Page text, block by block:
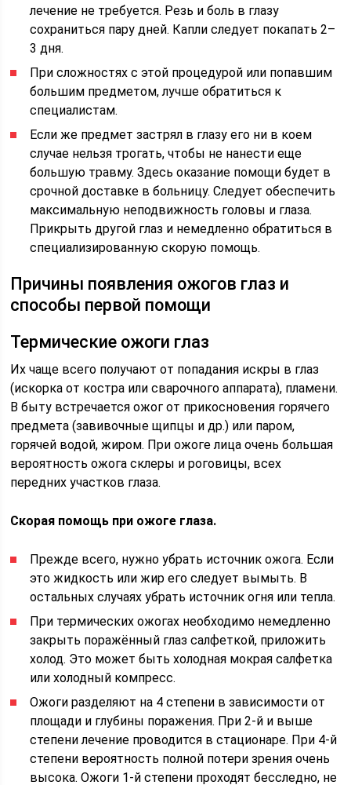
лечение не требуется. Резь и боль в глазу
сохраниться пару дней. Капли следует покапать 2–
3 дня.
При сложностях с этой процедурой или попавшим
большим предметом, лучше обратиться к
специалистам.
Если же предмет застрял в глазу его ни в коем
случае нельзя трогать, чтобы не нанести еще
большую травму. Здесь оказание помощи будет в
срочной доставке в больницу. Следует обеспечить
максимальную неподвижность головы и глаза.
Прикрыть другой глаз и немедленно обратиться в
специализированную скорую помощь.
Причины появления ожогов глаз и
способы первой помощи
Термические ожоги глаз
Их чаще всего получают от попадания искры в глаз
(искорка от костра или сварочного аппарата), пламени.
В быту встречается ожог от прикосновения горячего
предмета (завивочные щипцы и др.) или паром,
горячей водой, жиром. При ожоге лица очень большая
вероятность ожога склеры и роговицы, всех
передних участков глаза.
Скорая помощь при ожоге глаза.
Прежде всего, нужно убрать источник ожога. Если
это жидкость или жир его следует вымыть. В
остальных случаях убрать источник огня или тепла.
При термических ожогах необходимо немедленно
закрыть поражённый глаз салфеткой, приложить
холод. Это может быть холодная мокрая салфетка
или холодный компресс.
Ожоги разделяют на 4 степени в зависимости от
площади и глубины поражения. При 2-й и выше
степени лечение проводится в стационаре. При 4-й
степени вероятность полной потери зрения очень
высока. Ожоги 1-й степени проходят бесследно, не